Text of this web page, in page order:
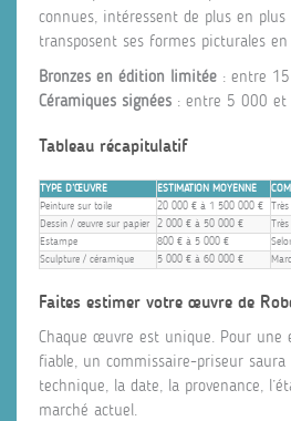
connues, intéressent de plus en plus
transposent ses formes picturales
Bronzes en édition limitée : entre
Céramiques signées : entre 5 000 et
Tableau récapitulatif
TYPE D’ŒUVRE ESTIMATION MOYENNE
Peinture sur toile
20 000 € à 1 500 000 €
Dessin / œuvre sur papier 2 000 € à 50 000 €
Estampe
800 € à 5 000 €
Sculpture / céramique
5 000 € à 60 000 €
Faites estimer votre œuvre de
Chaque œuvre est unique. Pour une
fiable, un commissaire-priseur
technique, la date, la provenance,
marché actuel.